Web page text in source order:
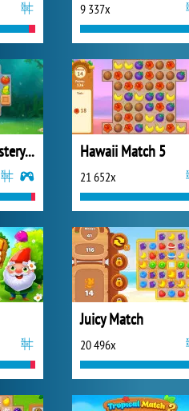
9 337x
Vega Mix 2: Mystery of Island Hawaii Match 5
21 652x
Juicy Match
20 496x